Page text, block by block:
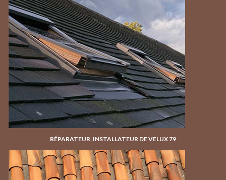
RÉPARATEUR, INSTALLATEUR DE VELUX 79